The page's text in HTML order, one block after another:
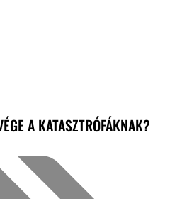
A KATASZTRÓFÁKNAK?